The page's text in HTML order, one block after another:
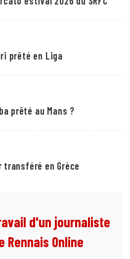
prêté en Liga
prêté au Mans ?
transféré en Grèce
d'un journaliste
Rennais Online